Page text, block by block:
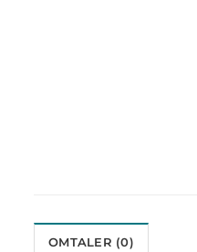
OMTALER (0)